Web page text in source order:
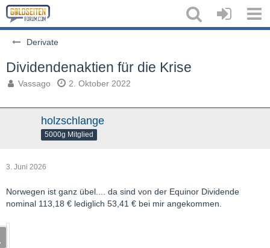
Derivate
Dividendenaktien für die Krise
Vassago 2. Oktober 2022
holzschlange
5000g Mitglied
3. Juni 2026
Norwegen ist ganz übel.... da sind von der Equinor Dividende
nominal 113,18 € lediglich 53,41 € bei mir angekommen.